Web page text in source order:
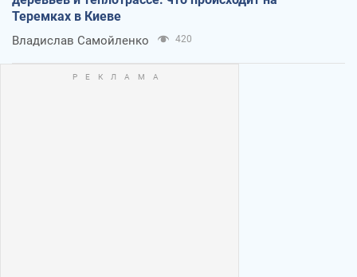
Теремках в Киеве
Владислав Самойленко 420